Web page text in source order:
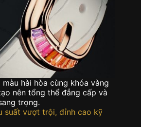
hài hòa cùng khóa vàng
nên tổng thể đẳng cấp và
trọng.
suất vượt trội, đỉnh cao kỹ